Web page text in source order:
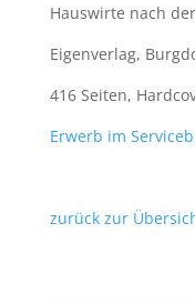
Hauswirte nach
Eigenverlag,
416 Seiten,
Erwerb im
zurück zur